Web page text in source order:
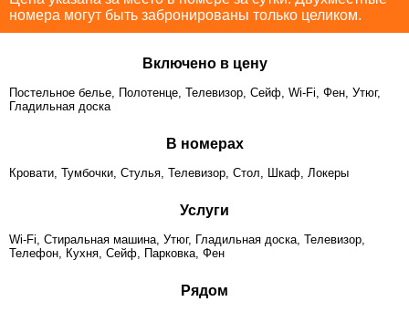
номера могут быть забронированы только целиком.
Включено в цену
Постельное белье, Полотенце, Телевизор, Сейф, Wi-Fi, Фен, Утюг,
Гладильная доска
В номерах
Кровати, Тумбочки, Стулья, Телевизор, Стол, Шкаф, Локеры
Услуги
Wi-Fi, Стиральная машина, Утюг, Гладильная доска, Телевизор,
Телефон, Кухня, Сейф, Парковка, Фен
Рядом